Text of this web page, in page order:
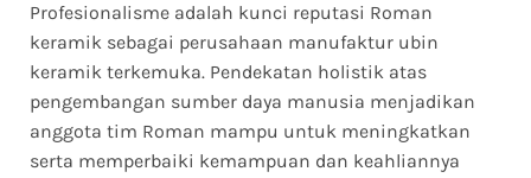
Profesionalisme adalah kunci reputasi Roman
keramik sebagai perusahaan manufaktur ubin
keramik terkemuka. Pendekatan holistik atas
pengembangan sumber daya manusia menjadikan
anggota tim Roman mampu untuk meningkatkan
serta memperbaiki kemampuan dan keahliannya